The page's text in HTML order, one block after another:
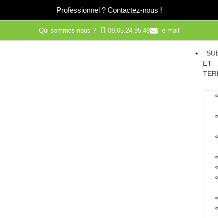
Professionnel ? Contactez-nous !
Qui sommes-nous ? 09.65.24.95.49 e-mail
ET